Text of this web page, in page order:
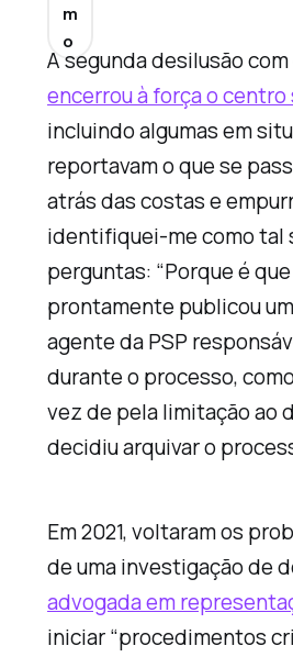
A segunda desilusão
encerrou à força o centro
incluindo algumas em
reportavam o que se
atrás das costas e
identifiquei-me como tal
perguntas: “Porque é
prontamente publicou
agente da PSP
durante o processo,
vez de pela limitação ao
decidiu arquivar o
Em 2021, voltaram os
de uma investigação de
advogada em
iniciar “procedimentos
m
o